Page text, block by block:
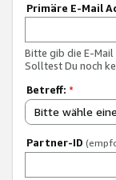
Primäre E-Mail
Bitte gib die E-Mail
Solltest Du noch
Betreff: *
Bitte wähle
Partner-ID